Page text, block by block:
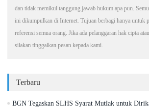
dan tidak memikul tanggung jawab hukum apa pun.
ini dikumpulkan di Internet. Tujuan berbagi hanya untuk
referensi semua orang. Jika ada pelanggaran hak cipta
silakan tinggalkan pesan kepada kami.
Terbaru
BGN Tegaskan SLHS Syarat Mutlak untuk